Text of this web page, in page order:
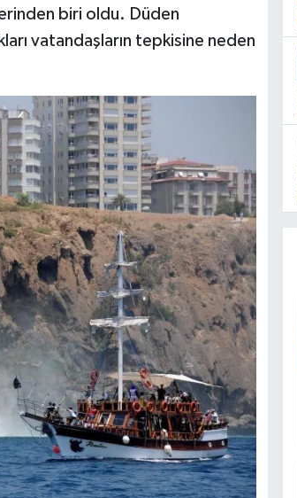
biri oldu. Düden
vatandaşların tepkisine neden